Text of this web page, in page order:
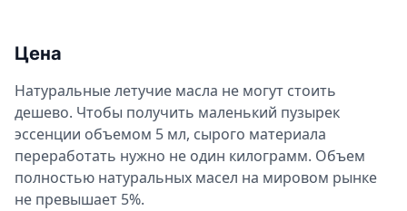
Цена
Натуральные летучие масла не могут стоить
дешево. Чтобы получить маленький пузырек
эссенции объемом 5 мл, сырого материала
переработать нужно не один килограмм. Объем
полностью натуральных масел на мировом рынке
не превышает 5%.